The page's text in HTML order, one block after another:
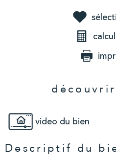
video du bien
Descriptif du